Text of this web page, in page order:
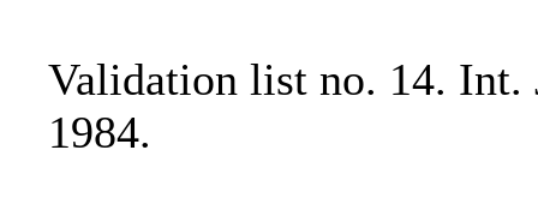
Validation list no. 14. Int.
1984.